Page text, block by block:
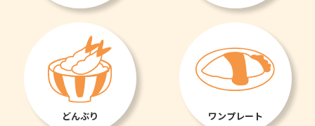
どんぶり ワンプレート